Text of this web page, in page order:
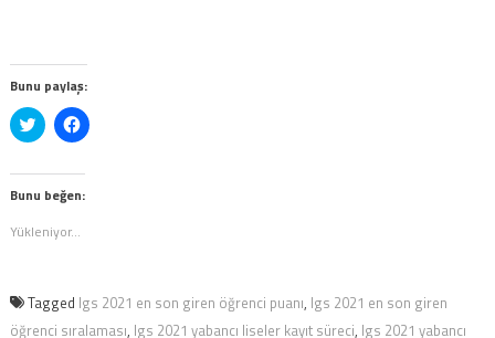
Bunu paylaş:
Twitter
üzerinde
tıklayın
(Yeni
pencerede
Facebook'ta
paylaşmak
(Yeni
pencerede
Bunu beğen:
Yükleniyor...
Tagged lgs 2021 en son giren öğrenci puanı, lgs 2021 en son giren
öğrenci sıralaması, lgs 2021 yabancı liseler kayıt süreci, lgs 2021 yabancı